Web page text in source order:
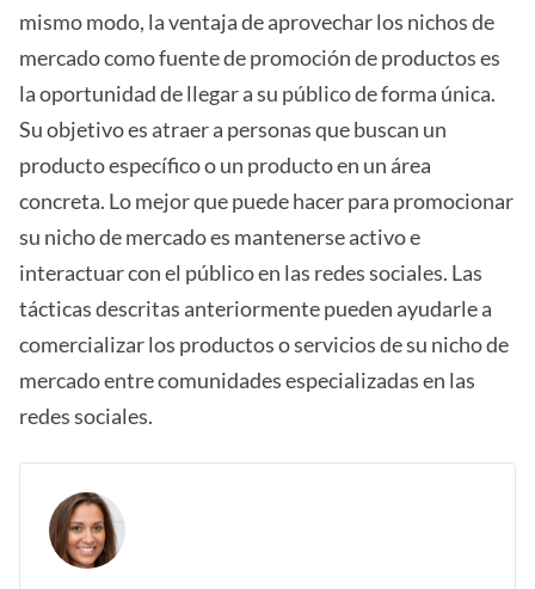
mismo modo, la ventaja de aprovechar los nichos de
mercado como fuente de promoción de productos es
la oportunidad de llegar a su público de forma única.
Su objetivo es atraer a personas que buscan un
producto específico o un producto en un área
concreta. Lo mejor que puede hacer para promocionar
su nicho de mercado es mantenerse activo e
interactuar con el público en las redes sociales. Las
tácticas descritas anteriormente pueden ayudarle a
comercializar los productos o servicios de su nicho de
mercado entre comunidades especializadas en las
redes sociales.